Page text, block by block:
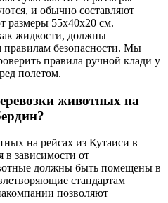
и обычно составляют
размеры 55x40x20 см.
жидкости, должны
правилам безопасности. Мы
правила ручной клади у
полетом.
животных на
на рейсах из Кутаиси в
в зависимости от
должны быть помещены в
стандартам
позволяют